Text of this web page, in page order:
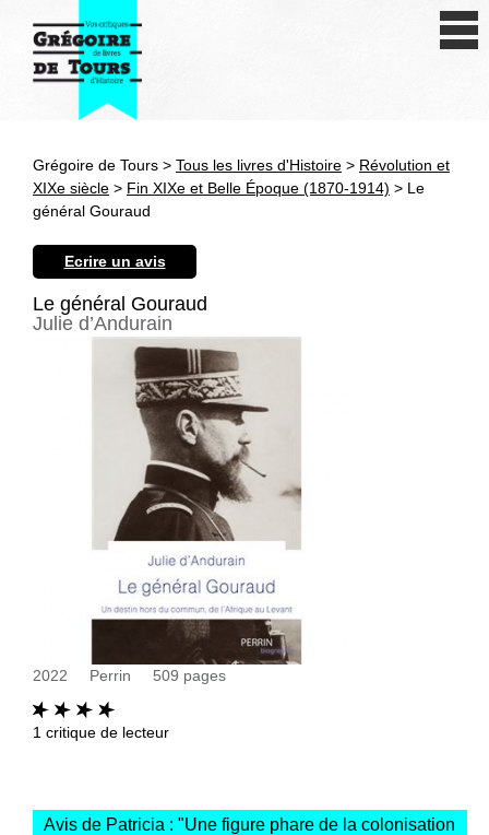
Antiquité
XXe siècle
Autres civilisations
Thématiques
Grégoire de Tours > Tous les livres d'Histoire > Révolution et
XIXe siècle > Fin XIXe et Belle Époque (1870-1914) > Le
général Gouraud
Ecrire un avis
Le général Gouraud
Julie d’Andurain
2022 Perrin 509 pages
1 critique de lecteur
Avis de Patricia : "Une figure phare de la colonisation